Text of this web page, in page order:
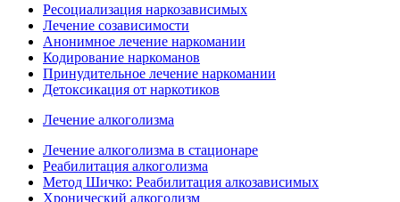
Ресоциализация наркозависимых
Лечение созависимости
Анонимное лечение наркомании
Кодирование наркоманов
Принудительное лечение наркомании
Детоксикация от наркотиков
Лечение алкоголизма
Лечение алкоголизма в стационаре
Реабилитация алкоголизма
Метод Шичко: Реабилитация алкозависимых
Хронический алкоголизм